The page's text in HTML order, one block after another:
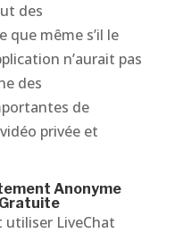
des
que même s’il le
n’aurait pas
des
de
privée et
Anonyme
utiliser LiveChat